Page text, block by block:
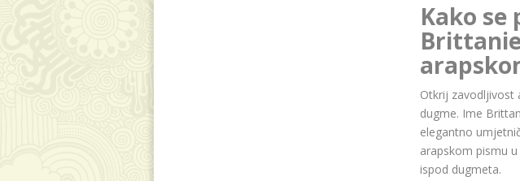
Kako se
Otkrij zavodljivost
dugme. Ime
elegantno
arapskom pismu
ispod dugmeta.